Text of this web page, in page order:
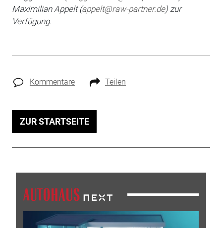
Maximilian Appelt (appelt@raw-partner.de) zur
Verfügung.
Kommentare Teilen
ZUR STARTSEITE